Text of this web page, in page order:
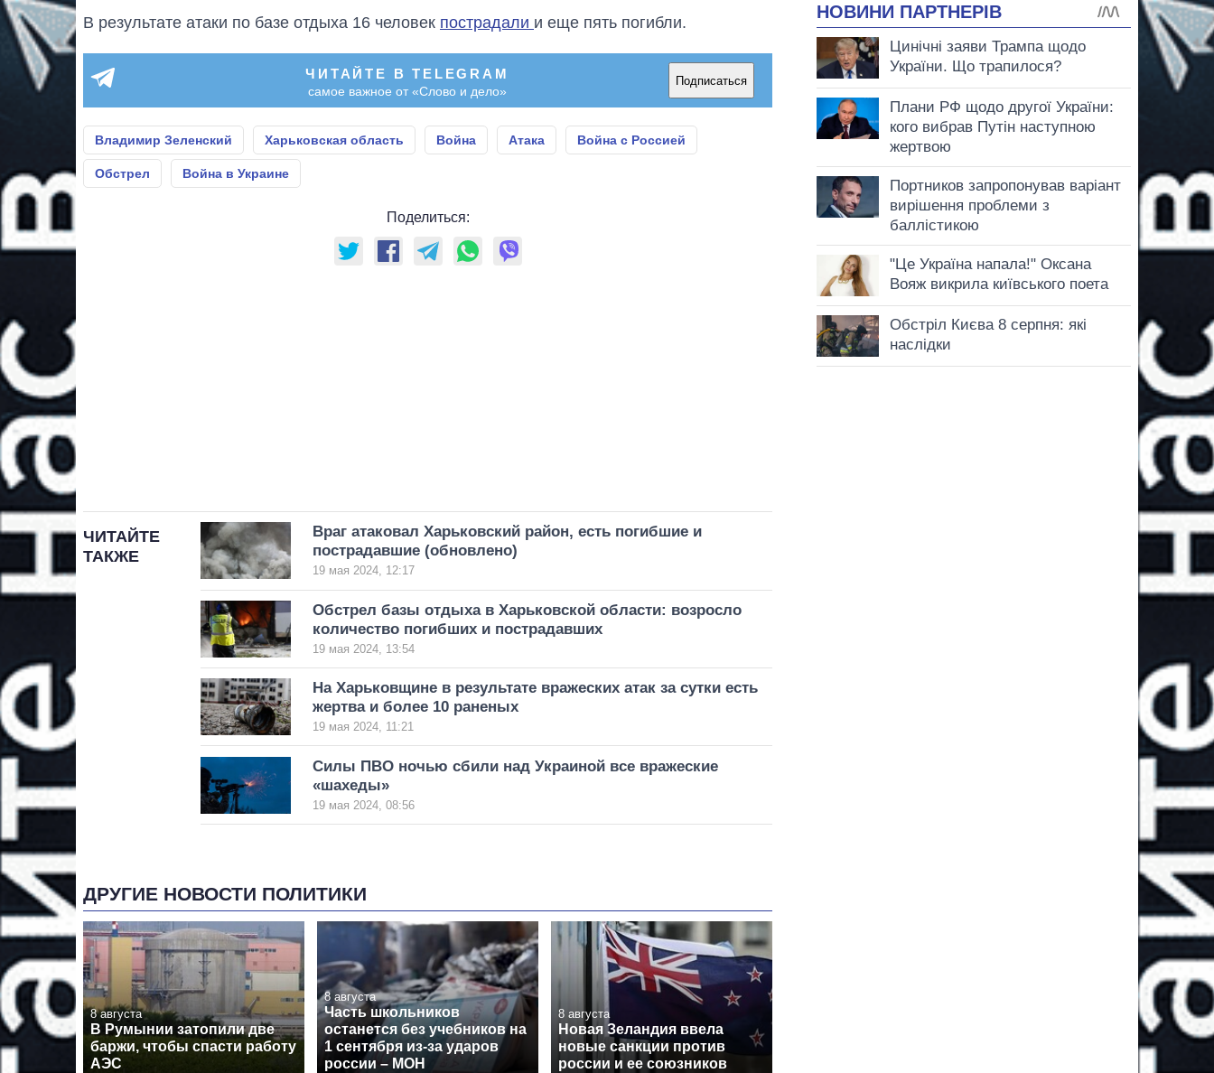
В результате атаки по базе отдыха 16 человек пострадали и еще пять погибли.
ЧИТАЙТЕ В TELEGRAM
самое важное от «Слово и дело»
Подписаться
Владимир Зеленский Харьковская область Война Атака Война с Россией
Обстрел Война в Украине
Поделиться:
ЧИТАЙТЕ
ТАКЖЕ
Враг атаковал Харьковский район, есть погибшие и
пострадавшие (обновлено)
19 мая 2024, 12:17
Обстрел базы отдыха в Харьковской области: возросло
количество погибших и пострадавших
19 мая 2024, 13:54
На Харьковщине в результате вражеских атак за сутки есть
жертва и более 10 раненых
19 мая 2024, 11:21
Силы ПВО ночью сбили над Украиной все вражеские
«шахеды»
19 мая 2024, 08:56
ДРУГИЕ НОВОСТИ ПОЛИТИКИ
8 августа
В Румынии затопили две
баржи, чтобы спасти работу
АЭС
8 августа
Часть школьников
останется без учебников на
1 сентября из-за ударов
россии – МОН
8 августа
Новая Зеландия ввела
новые санкции против
россии и ее союзников